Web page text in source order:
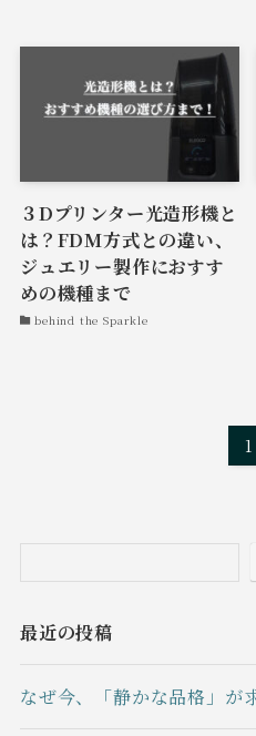
３Dプリンター光造形機と
は？FDM方式との違い、
ジュエリー製作におすす
めの機種まで
behind the Sparkle
1
最近の投稿
なぜ今、「静かな品格」が